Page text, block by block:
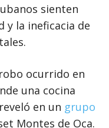
sienten
y la ineficacia de
ocurrido en
una cocina
en un grupo
Montes de Oca.